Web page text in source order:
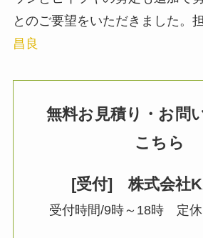
とのご要望をいただきました。
昌良
無料お見積り・お問
こちら
[受付] 株式会社
受付時間/9時～18時 定